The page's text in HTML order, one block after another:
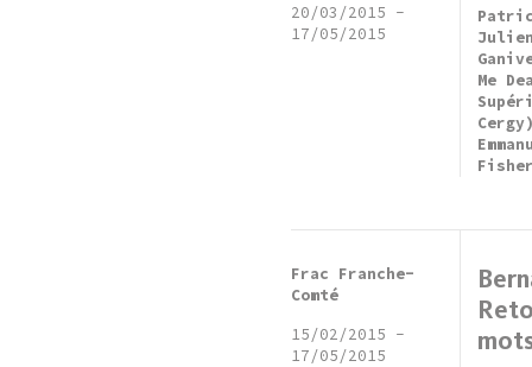
Me
20/03/2015 -
17/05/2015
Frac Franche-
Comté
15/02/2015 -
17/05/2015